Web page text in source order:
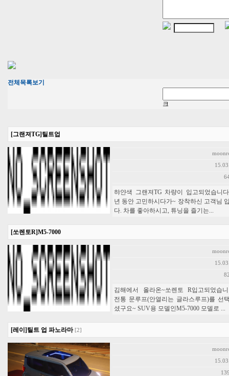
전체목록보기
크
[그랜져TG]틸트업
햐얀색 그랜져TG 차량이 입고되었습니
년 동안 고민하시다가~ 장착하신 고객님
다. 차를 좋아하시고, 튜닝을 즐기는...
[쏘렌토R]M5-7000
김해에서 올라온~쏘렌토 R입고되었습
전통 문루프(안열리는 글라스루프)를 선
셨구요~ SUV용 모델인M5-7000 모델로 ...
[레이]틸트 업 파노라마 [2]